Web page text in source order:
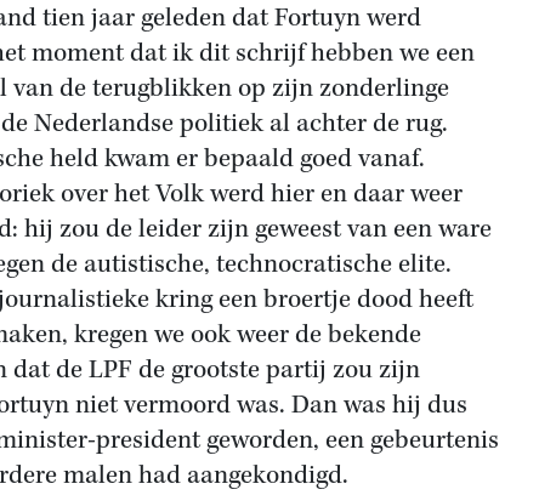
tien jaar geleden dat Fortuyn werd
moment dat ik dit schrijf hebben we een
van de terugblikken op zijn zonderlinge
Nederlandse politiek al achter de rug.
held kwam er bepaald goed vanaf.
over het Volk werd hier en daar weer
hij zou de leider zijn geweest van een ware
de autistische, technocratische elite.
kring een broertje dood heeft
kregen we ook weer de bekende
dat de LPF de grootste partij zou zijn
niet vermoord was. Dan was hij dus
president geworden, een gebeurtenis
malen had aangekondigd.